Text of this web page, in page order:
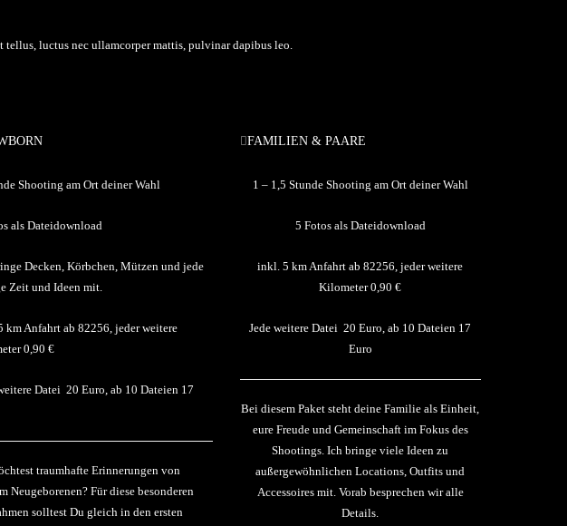
luctus nec ullamcorper mattis, pulvinar dapibus leo.
Shooting am Ort deiner Wahl
als Dateidownload
Decken, Körbchen, Mützen und jede
Zeit und Ideen mit.
km Anfahrt ab 82256, jeder weitere
0,90 €
Datei 20 Euro, ab 10 Dateien 17
traumhafte Erinnerungen von
Neugeborenen? Für diese besonderen
solltest Du gleich in den ersten
FAMILIEN & PAARE
1 – 1,5 Stunde Shooting am Ort deiner Wahl
5 Fotos als Dateidownload
inkl. 5 km Anfahrt ab 82256, jeder weitere
Kilometer 0,90 €
Jede weitere Datei 20 Euro, ab 10 Dateien 17
Euro
Bei diesem Paket steht deine Familie als Einheit,
eure Freude und Gemeinschaft im Fokus des
Shootings. Ich bringe viele Ideen zu
außergewöhnlichen Locations, Outfits und
Accessoires mit. Vorab besprechen wir alle
Details.